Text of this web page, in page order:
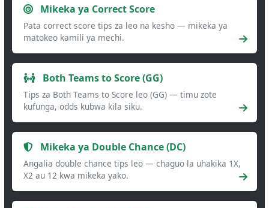
Mikeka ya Correct Score
Pata correct score tips za leo na kesho — mikeka ya
matokeo kamili ya mechi.
Both Teams to Score (GG)
Tips za Both Teams to Score leo (GG) — timu zote
kufunga, odds kubwa kila siku.
Mikeka ya Double Chance (DC)
Angalia double chance tips leo — chaguo la uhakika 1X,
X2 au 12 kwa mikeka yako.